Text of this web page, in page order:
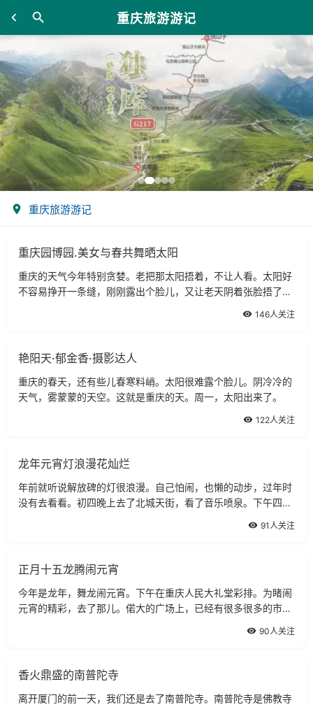
重庆旅游游记
重庆旅游游记
重庆园博园.美女与春共舞晒太阳
重庆的天气今年特别贪婪。老把那太阳捂着，不让人看。太阳好
不容易挣开一条缝，刚刚露出个脸儿，又让老天阴着张脸捂了回
146人关注
艳阳天·郁金香·摄影达人
重庆的春天，还有些儿春寒料峭。太阳很难露个脸儿。阴冷冷的
天气，雾蒙蒙的天空。这就是重庆的天。周一，太阳出来了。
122人关注
龙年元宵灯浪漫花灿烂
年前就听说解放碑的灯很浪漫。自己怕闹，也懒的动步，过年时
没有去看看。初四晚上去了北城天街，看了音乐喷泉。下午四点
91人关注
正月十五龙腾闹元宵
今年是龙年，舞龙闹元宵。下午在重庆人民大礼堂彩排。为睹闹
元宵的精彩，去了那儿。偌大的广场上，已经有很多很多的市
90人关注
香火鼎盛的南普陀寺
离开厦门的前一天，我们还是去了南普陀寺。南普陀寺是佛教寺